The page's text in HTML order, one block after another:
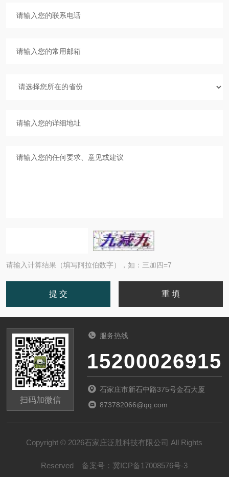
请输入计算结果（填写阿拉伯数字），如：三加四=7
扫码加微信
服务热线
15200026915
石家庄市新石中路375号金石大厦
873782066@qq.com
Copyright © 2026石家庄泛胜科技有限公司 All Rights
Reserved 备案号： 冀ICP备17008576号-3